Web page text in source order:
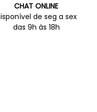
CHAT ONLINE
de seg a sex
das 9h às 18h